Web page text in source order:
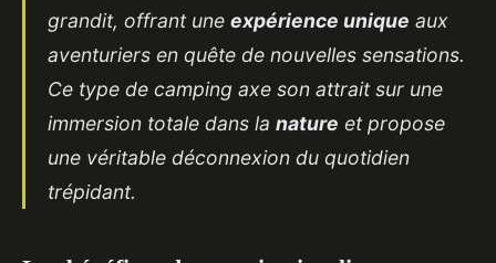
grandit, offrant une expérience unique aux
aventuriers en quête de nouvelles sensations.
Ce type de camping axe son attrait sur une
immersion totale dans la nature et propose
une véritable déconnexion du quotidien
trépidant.